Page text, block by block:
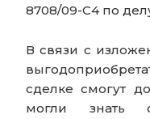
8708/09-С4 по
В связи с
сделке смогут
могли знать